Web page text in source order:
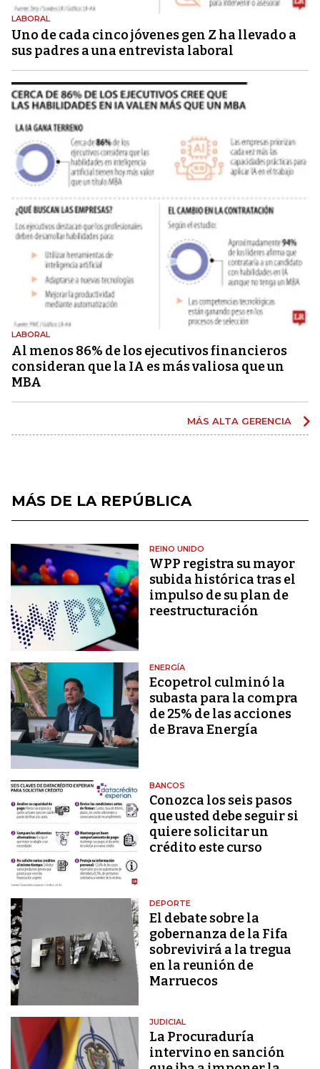
LABORAL
Uno de cada cinco jóvenes gen Z ha llevado a
sus padres a una entrevista laboral
LABORAL
Al menos 86% de los ejecutivos financieros
consideran que la IA es más valiosa que un
MBA
MÁS ALTA GERENCIA
MÁS DE LA REPÚBLICA
REINO UNIDO
WPP registra su mayor
subida histórica tras el
impulso de su plan de
reestructuración
ENERGÍA
Ecopetrol culminó la
subasta para la compra
de 25% de las acciones
de Brava Energía
BANCOS
Conozca los seis pasos
que usted debe seguir si
quiere solicitar un
crédito este curso
DEPORTE
El debate sobre la
gobernanza de la Fifa
sobrevivirá a la tregua
en la reunión de
Marruecos
JUDICIAL
La Procuraduría
intervino en sanción